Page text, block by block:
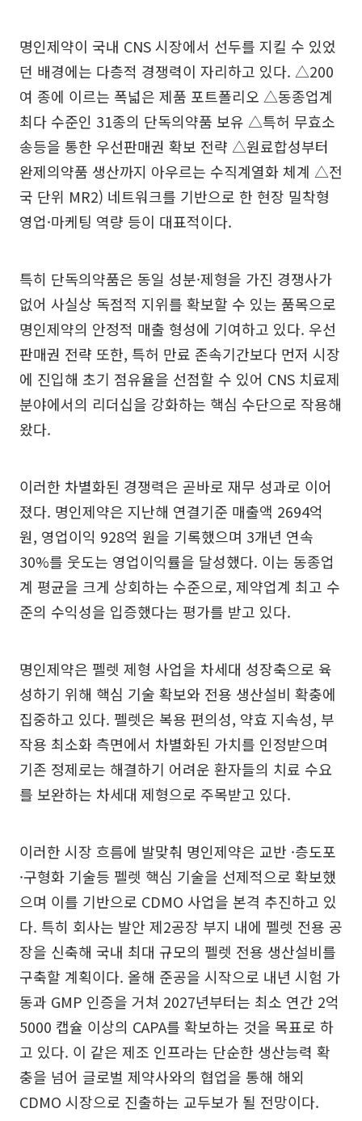
명인제약이 국내 CNS 시장에서 선두를 지킬 수 있었
던 배경에는 다층적 경쟁력이 자리하고 있다. △200
여 종에 이르는 폭넓은 제품 포트폴리오 △동종업계
최다 수준인 31종의 단독의약품 보유 △특허 무효소
송등을 통한 우선판매권 확보 전략 △원료합성부터
완제의약품 생산까지 아우르는 수직계열화 체계 △전
국 단위 MR2) 네트워크를 기반으로 한 현장 밀착형
영업·마케팅 역량 등이 대표적이다.
특히 단독의약품은 동일 성분·제형을 가진 경쟁사가
없어 사실상 독점적 지위를 확보할 수 있는 품목으로
명인제약의 안정적 매출 형성에 기여하고 있다. 우선
판매권 전략 또한, 특허 만료 존속기간보다 먼저 시장
에 진입해 초기 점유율을 선점할 수 있어 CNS 치료제
분야에서의 리더십을 강화하는 핵심 수단으로 작용해
왔다.
이러한 차별화된 경쟁력은 곧바로 재무 성과로 이어
졌다. 명인제약은 지난해 연결기준 매출액 2694억
원, 영업이익 928억 원을 기록했으며 3개년 연속
30%를 웃도는 영업이익률을 달성했다. 이는 동종업
계 평균을 크게 상회하는 수준으로, 제약업계 최고 수
준의 수익성을 입증했다는 평가를 받고 있다.
명인제약은 펠렛 제형 사업을 차세대 성장축으로 육
성하기 위해 핵심 기술 확보와 전용 생산설비 확충에
집중하고 있다. 펠렛은 복용 편의성, 약효 지속성, 부
작용 최소화 측면에서 차별화된 가치를 인정받으며
기존 정제로는 해결하기 어려운 환자들의 치료 수요
를 보완하는 차세대 제형으로 주목받고 있다.
이러한 시장 흐름에 발맞춰 명인제약은 교반 ·층도포
·구형화 기술등 펠렛 핵심 기술을 선제적으로 확보했
으며 이를 기반으로 CDMO 사업을 본격 추진하고 있
다. 특히 회사는 발안 제2공장 부지 내에 펠렛 전용 공
장을 신축해 국내 최대 규모의 펠렛 전용 생산설비를
구축할 계획이다. 올해 준공을 시작으로 내년 시험 가
동과 GMP 인증을 거쳐 2027년부터는 최소 연간 2억
5000 캡슐 이상의 CAPA를 확보하는 것을 목표로 하
고 있다. 이 같은 제조 인프라는 단순한 생산능력 확
충을 넘어 글로벌 제약사와의 협업을 통해 해외
CDMO 시장으로 진출하는 교두보가 될 전망이다.